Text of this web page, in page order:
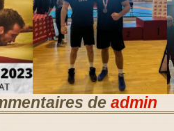
de admin